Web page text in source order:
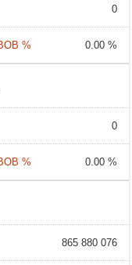
0
0.00 %
0
0.00 %
865 880 076